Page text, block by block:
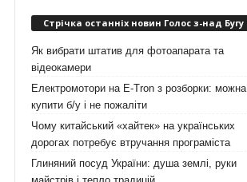
Стрічка останніх новин Голос з-над Бугу
Як вибрати штатив для фотоапарата та
відеокамери
Електромотори на E-Tron з розборки: можна
купити б/у і не пожаліти
Чому китайський «хайтек» на українських
дорогах потребує втручання програміста
Глиняний посуд України: душа землі, руки